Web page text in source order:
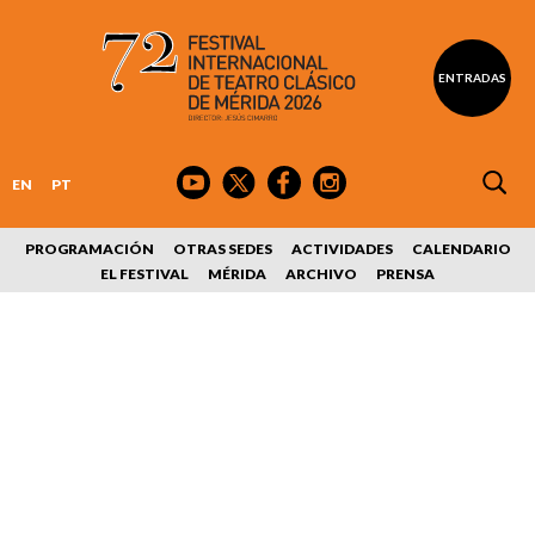
ENTRADAS
EN PT
PROGRAMACIÓN OTRAS SEDES ACTIVIDADES
CALENDARIO
EL FESTIVAL
MÉRIDA ARCHIVO PRENSA